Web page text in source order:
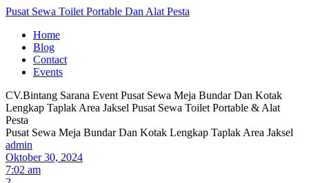
Pusat Sewa Toilet Portable Dan Alat Pesta
Home
Blog
Contact
Events
CV.Bintang Sarana Event Pusat Sewa Meja Bundar Dan Kotak
Lengkap Taplak Area Jaksel Pusat Sewa Toilet Portable & Alat
Pesta
Pusat Sewa Meja Bundar Dan Kotak Lengkap Taplak Area Jaksel
admin
Oktober 30, 2024
7:02 am